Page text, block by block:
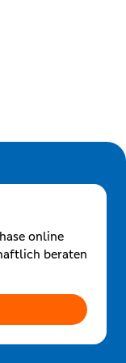
online
beraten